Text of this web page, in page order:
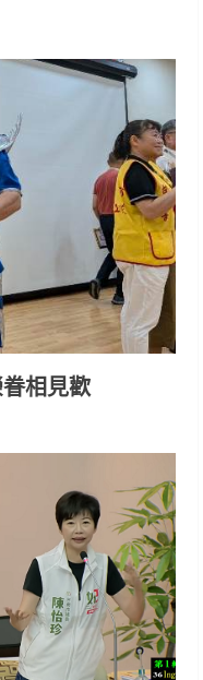
相見歡